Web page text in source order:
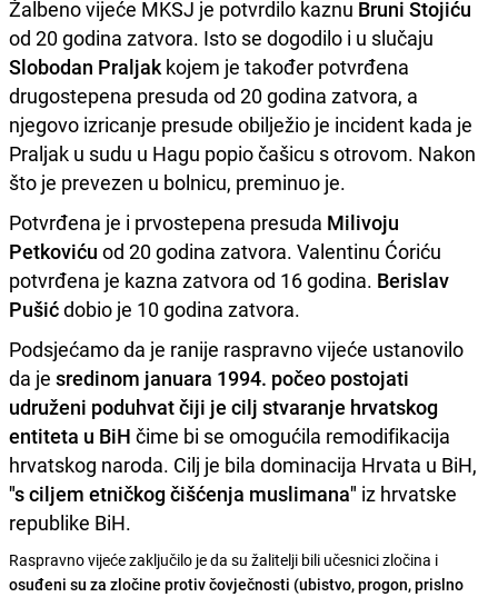
Žalbeno vijeće MKSJ je potvrdilo kaznu Bruni Stojiću
od 20 godina zatvora. Isto se dogodilo i u slučaju
Slobodan Praljakkojem je također potvrđena
drugostepena presuda od 20 godina zatvora, a
njegovo izricanje presude obilježio je incident kada je
Praljak u sudu u Hagu popio čašicu s otrovom. Nakon
što je prevezen u bolnicu, preminuo je.
Potvrđena je i prvostepena presuda Milivoju
Petkoviću od 20 godina zatvora. Valentinu Ćoriću
potvrđena je kazna zatvora od 16 godina. Berislav
Pušićdobio je 10 godina zatvora.
Podsjećamo da je ranije raspravno vijeće ustanovilo
da je sredinom januara 1994. počeo postojati
udruženi poduhvat čiji je cilj stvaranje hrvatskog
entiteta u BiH čime bi se omogućila remodifikacija
hrvatskog naroda. Cilj je bila dominacija Hrvata u BiH,
"s ciljem etničkog čišćenja muslimana" iz hrvatske
republike BiH.
Raspravno vijeće zaključilo je da su žalitelji bili učesnici zločina i
osuđeni su za zločine protiv čovječnosti (ubistvo, progon, prislno